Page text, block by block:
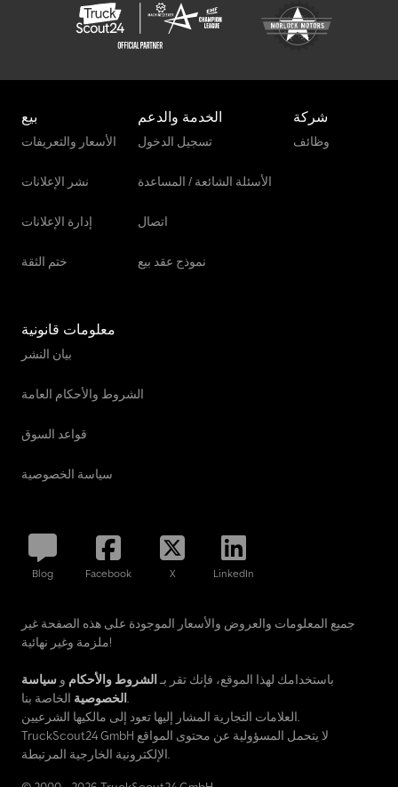
بيع
الأسعار والتعريفات
نشر الإعلانات
إدارة الإعلانات
ختم الثقة
الخدمة والدعم
تسجيل الدخول
الأسئلة الشائعة / المساعدة
اتصال
نموذج عقد بيع
شركة
وظائف
معلومات قانونية
بيان النشر
الشروط والأحكام العامة
قواعد السوق
سياسة الخصوصية
Blog Facebook X LinkedIn
جميع المعلومات والعروض والأسعار الموجودة على هذه الصفحة غير
ملزمة وغير نهائية!
باستخدامك لهذا الموقع، فإنك تقر بـ الشروط والأحكام و سياسة
الخصوصيةالخاصة بنا.
العلامات التجارية المشار إليها تعود إلى مالكيها الشرعيين.
TruckScout24 GmbH لا يتحمل المسؤولية عن محتوى المواقع
الإلكترونية الخارجية المرتبطة.